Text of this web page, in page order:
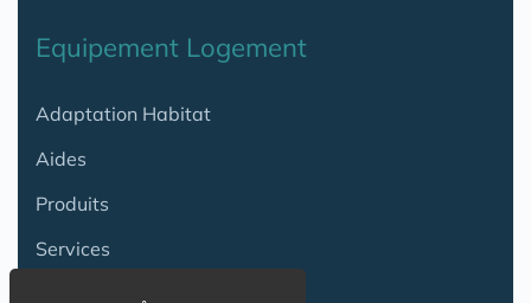
Equipement Logement
Adaptation Habitat
Aides
Produits
Services